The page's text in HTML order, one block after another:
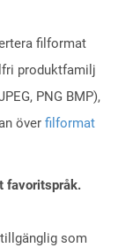
filformat
produktfamilj
PNG BMP),
över filformat
favoritspråk.
som